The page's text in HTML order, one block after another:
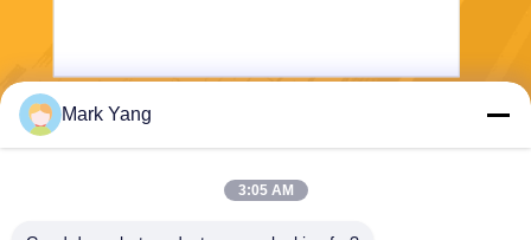
Mark Yang
3:05 AM